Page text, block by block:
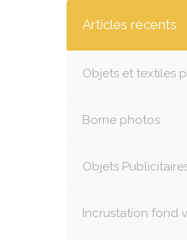
Articles récents
Objets et textiles
Borne photos
Objets
Incrustation fond